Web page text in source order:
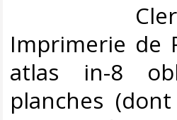
Imprimerie de
atlas in-8
planches